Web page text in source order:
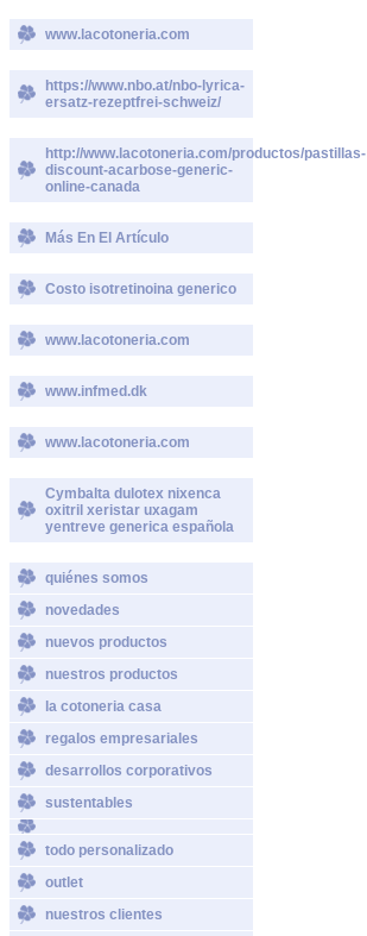
www.lacotoneria.com
https://www.nbo.at/nbo-lyrica-
ersatz-rezeptfrei-schweiz/
http://www.lacotoneria.com/productos/pastillas-
discount-acarbose-generic-
online-canada
Más En El Artículo
Costo isotretinoina generico
www.lacotoneria.com
www.infmed.dk
www.lacotoneria.com
Cymbalta dulotex nixenca
oxitril xeristar uxagam
yentreve generica española
quiénes somos
novedades
nuevos productos
nuestros productos
la cotoneria casa
regalos empresariales
desarrollos corporativos
sustentables
todo personalizado
outlet
nuestros clientes